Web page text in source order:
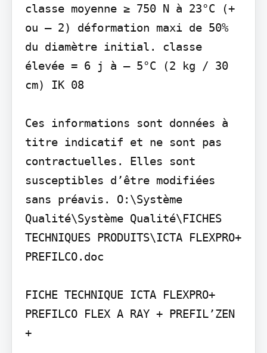
classe moyenne ≥ 750 N à 23°C (+
ou – 2) déformation maxi de 50%
du diamètre initial. classe
élevée = 6 j à – 5°C (2 kg / 30
cm) IK 08
Ces informations sont données à
titre indicatif et ne sont pas
contractuelles. Elles sont
susceptibles d’être modifiées
sans préavis. O:\Système
Qualité\Système Qualité\FICHES
TECHNIQUES PRODUITS\ICTA FLEXPRO+
PREFILCO.doc
FICHE TECHNIQUE ICTA FLEXPRO+
PREFILCO FLEX A RAY + PREFIL’ZEN
+